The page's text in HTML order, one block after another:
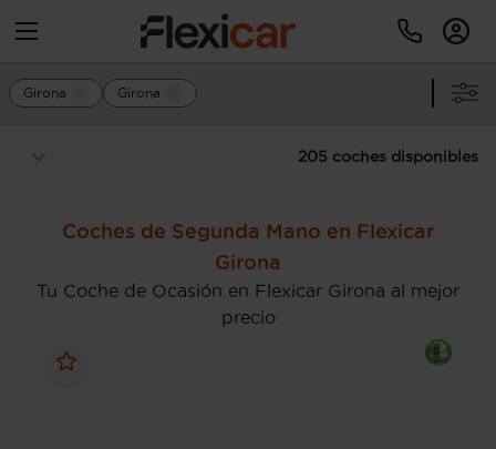
Girona Girona
205 coches disponibles
Coches de Segunda Mano en Flexicar
Girona
Tu Coche de Ocasión en Flexicar Girona al mejor
precio